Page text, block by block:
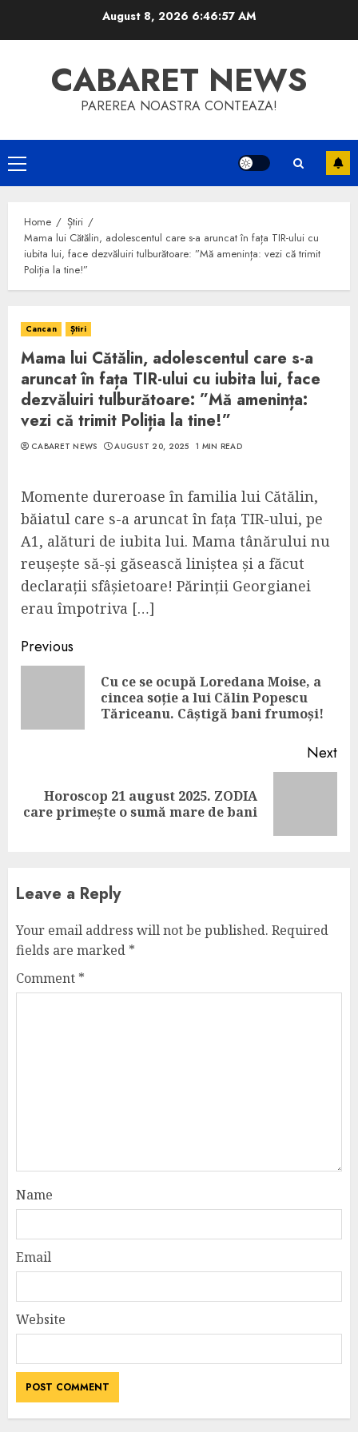
August 8, 2026 6:46:57 AM
CABARET NEWS
PAREREA NOASTRA CONTEAZA!
Primary
Menu
Home
Știri
Mama lui Cătălin, adolescentul care s-a aruncat în fața TIR-ului cu
iubita lui, face dezvăluiri tulburătoare: ”Mă amenința: vezi că trimit
Poliția la tine!”
Cancan Știri
Mama lui Cătălin, adolescentul care s-a
aruncat în fața TIR-ului cu iubita lui, face
dezvăluiri tulburătoare: ”Mă amenința:
vezi că trimit Poliția la tine!”
CABARET NEWS AUGUST 20, 2025 1 MIN READ
Momente dureroase în familia lui Cătălin,
băiatul care s-a aruncat în fața TIR-ului, pe
A1, alături de iubita lui. Mama tânărului nu
reușește să-și găsească liniștea și a făcut
declarații sfâșietoare! Părinții Georgianei
erau împotriva […]
Continue
Reading
Previous
Cu ce se ocupă Loredana Moise, a
cincea soție a lui Călin Popescu
Tăriceanu. Câștigă bani frumoși!
Next
Next
post:
Horoscop 21 august 2025. ZODIA
care primește o sumă mare de bani
Leave a Reply
Your email address will not be published. Required
fields are marked *
Comment *
Name
Email
Website